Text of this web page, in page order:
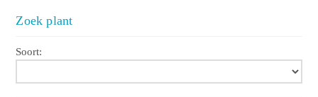
Zoek plant
Soort: